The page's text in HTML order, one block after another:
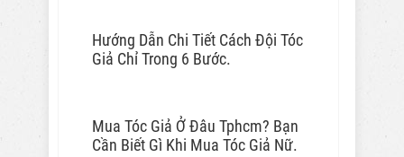
Hướng Dẫn Chi Tiết Cách Đội Tóc
Giả Chỉ Trong 6 Bước.
Mua Tóc Giả Ở Đâu Tphcm? Bạn
Cần Biết Gì Khi Mua Tóc Giả Nữ.